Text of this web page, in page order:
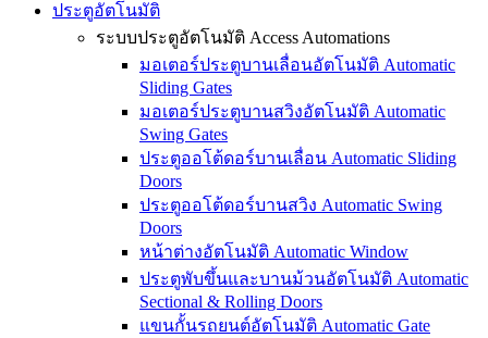
ประตูอัตโนมัติ
ระบบประตูอัตโนมัติ Access Automations
มอเตอร์ประตูบานเลื่อนอัตโนมัติ Automatic
Sliding Gates
มอเตอร์ประตูบานสวิงอัตโนมัติ Automatic
Swing Gates
ประตูออโต้ดอร์บานเลื่อน Automatic Sliding
Doors
ประตูออโต้ดอร์บานสวิง Automatic Swing
Doors
หน้าต่างอัตโนมัติ Automatic Window
ประตูพับขึ้นและบานม้วนอัตโนมัติ Automatic
Sectional & Rolling Doors
แขนกั้นรถยนต์อัตโนมัติ Automatic Gate